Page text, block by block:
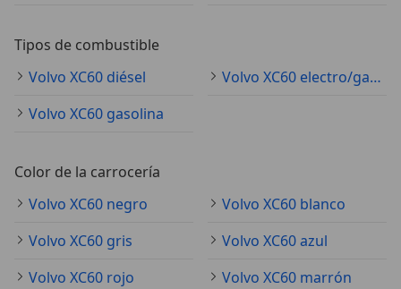
Tipos de combustible
Volvo XC60 diésel
Volvo XC60 electro/gasolina
Volvo XC60 gasolina
Color de la carrocería
Volvo XC60 negro
Volvo XC60 blanco
Volvo XC60 gris
Volvo XC60 azul
Volvo XC60 rojo
Volvo XC60 marrón